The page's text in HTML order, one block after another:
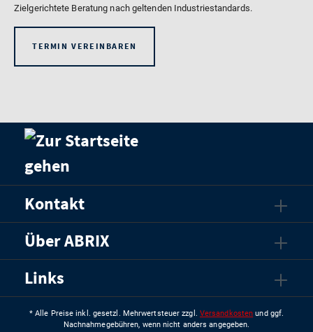
Zielgerichtete Beratung nach geltenden Industriestandards.
TERMIN VEREINBAREN
Kontakt
Über ABRIX
Links
* Alle Preise inkl. gesetzl. Mehrwertsteuer zzgl. Versandkosten und ggf.
Nachnahmegebühren, wenn nicht anders angegeben.